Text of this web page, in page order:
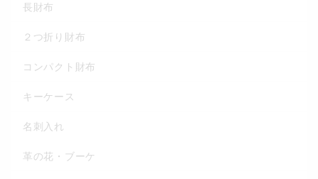
長財布
２つ折り財布
コンパクト財布
キーケース
名刺入れ
革の花・ブーケ